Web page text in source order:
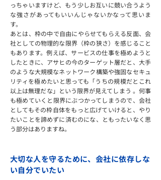
っちゃいますけど、もう少しお互いに競い合うよう
な強さがあってもいいんじゃないかなって思いま
す。
あとは、枠の中で自由にやらせてもらえる反面、会
社としての物理的な限界（枠の狭さ）を感じること
もあります。例えば、サービスの仕事を極めようと
したときに、アサヒの今のターゲット層だと、大手
のような大規模なネットワーク構築や強固なセキュ
リティを極めたいと思っても「うちの規模だとこれ
以上は無理だな」という限界が見えてしまう 。何事
も極めていくと限界にぶつかってしまうので、会社
としてもその枠自体をもっと広げていけると、やり
たいことを諦めずに済むのにな、ともったいなく思
う部分はありますね。
大切な人を守るために、会社に依存しな
い自分でいたい